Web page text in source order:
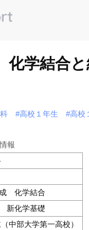
学結合と
#高校１年生 #高校
報
化学結合
新化学基礎
中部大学第一高校）